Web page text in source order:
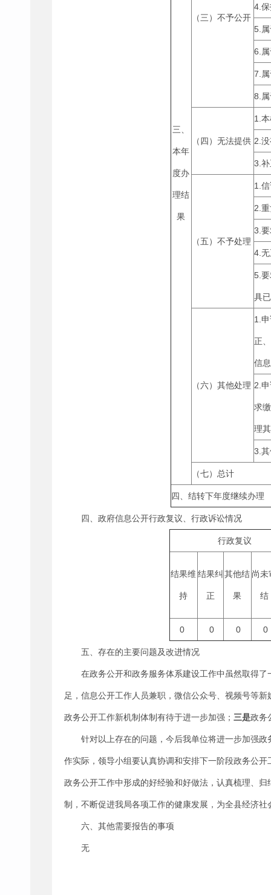
三、
本年
度办
理结
果
（三）不予公开
4.
5.
6.
7.
8.
（四）无法提供
1.
2.
3.
（五）不予处理
1.
2.
3.
4.
5.
具
（六）其他处理
1.
正
信
2.
求
理
3.
（七）总计
四、结转下年度继续办理
四、政府信息公开行政复议、行政诉讼情况
行政复议
结果维
持
结果纠
正
其他结
果
尚未
结
0 0 0 0
五、存在的主要问题及改进情况
在政务公开和政务服务体系建设工作中虽然取得
足，信息公开工作人员兼职，微信公众号、视频号等
政务公开工作新机制体制有待于进一步加强； 三是政务
针对以上存在的问题，今后我单位将进一步加强
作实际，领导小组要认真协调和安排下一阶段政务公
政务公开工作中形成的好经验和好做法，认真梳理、
制，不断促进我局各项工作的健康发展，为全县经济
六、其他需要报告的事项
无